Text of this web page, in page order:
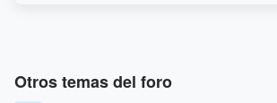
Otros temas del foro